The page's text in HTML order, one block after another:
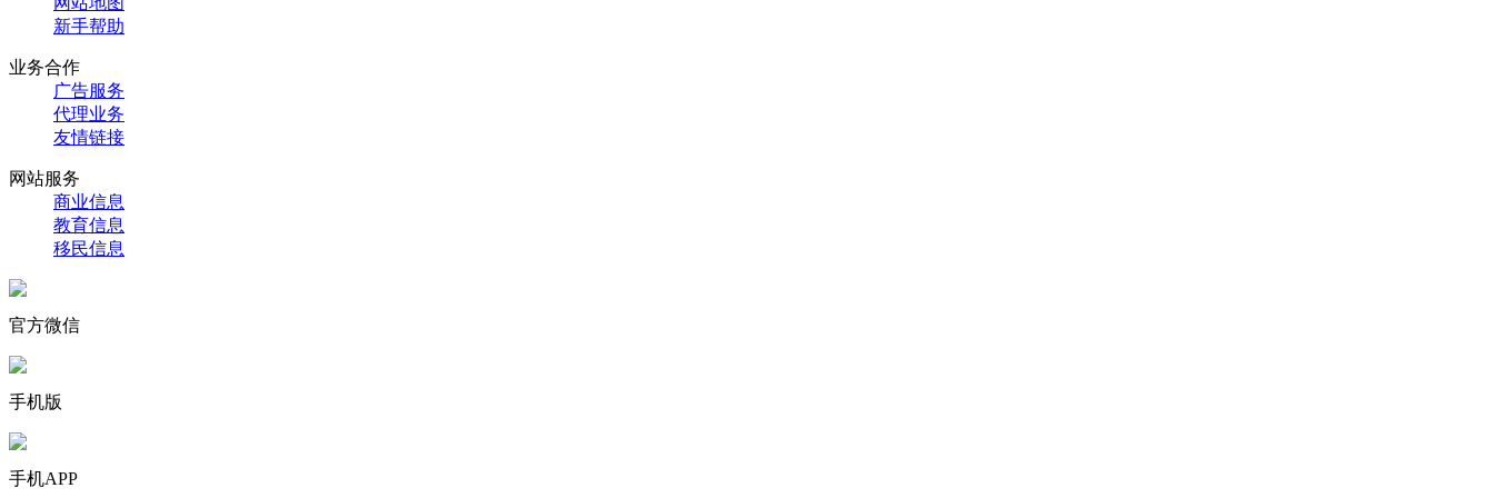
新手帮助
业务合作
广告服务
代理业务
友情链接
网站服务
商业信息
教育信息
移民信息
官方微信
手机版
手机APP